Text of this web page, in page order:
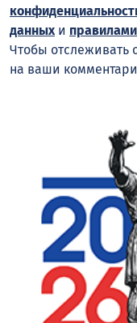
данных и
Чтобы отслеживать
на ваши